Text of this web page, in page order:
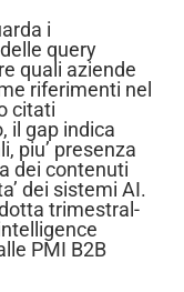
i
query
quali aziende
riferimenti nel
citati
il gap indica
piu’ presenza
dei contenuti
dei sistemi AI.
trimestral-
PMI B2B